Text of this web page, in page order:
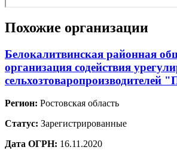
Похожие организации
Белокалитвинская районная
организация содействия
сельхозтоваропроизводителей
Регион: Ростовская область
Статус: Зарегистрированные
Дата ОГРН: 16.11.2020